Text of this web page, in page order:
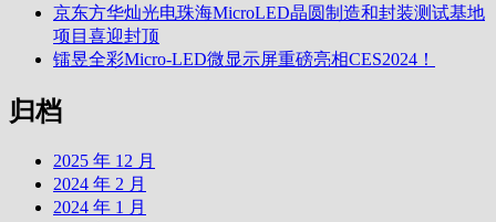
京东方华灿光电珠海MicroLED晶圆制造和封装测试基地
项目喜迎封顶
镭昱全彩Micro-LED微显示屏重磅亮相CES2024！
归档
2025 年 12 月
2024 年 2 月
2024 年 1 月